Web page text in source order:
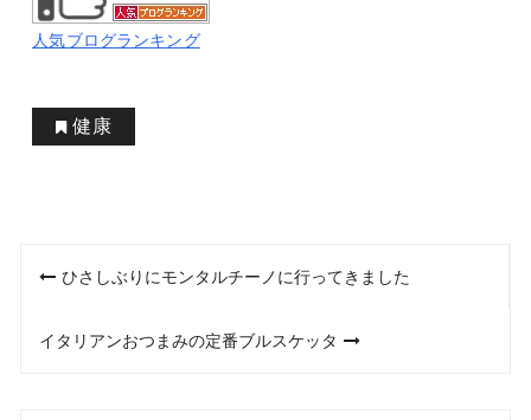
人気ブログランキング
健康
投
ナ
ひさしぶりにモンタルチーノに行ってきました
イタリアンおつまみの定番ブルスケッタ